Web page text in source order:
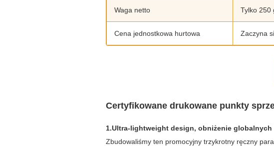
Waga netto Tylko 250
Cena jednostkowa hurtowa Zaczyna
Certyfikowane drukowane punkty
1.Ultra-lightweight design, obniżenie
Zbudowaliśmy ten promocyjny trzykrotny ręczny